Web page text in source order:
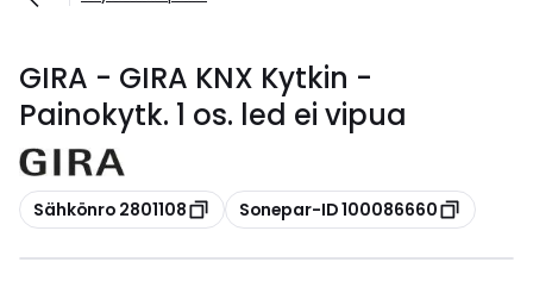
GIRA - GIRA KNX Kytkin -
Painokytk. 1 os. led ei vipua
Kopioi
Sähkönro 2801108 Kopioi
Sonepar-ID 100086660